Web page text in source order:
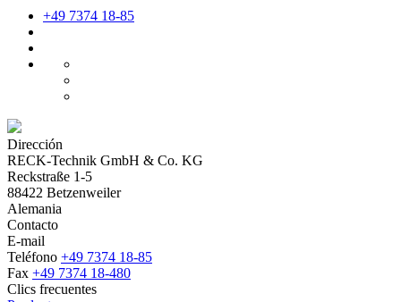
+49 7374 18-85
Dirección
RECK-Technik GmbH & Co. KG
Reckstraße 1-5
88422 Betzenweiler
Alemania
Contacto
E-mail
Teléfono +49 7374 18-85
Fax +49 7374 18-480
Clics frecuentes